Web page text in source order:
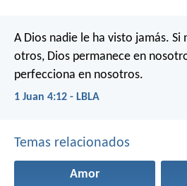
A Dios nadie le ha visto jamás. Si
otros, Dios permanece en
perfecciona en nosotros.
1 Juan 4:12 - LBLA
Temas relacionados
Amor